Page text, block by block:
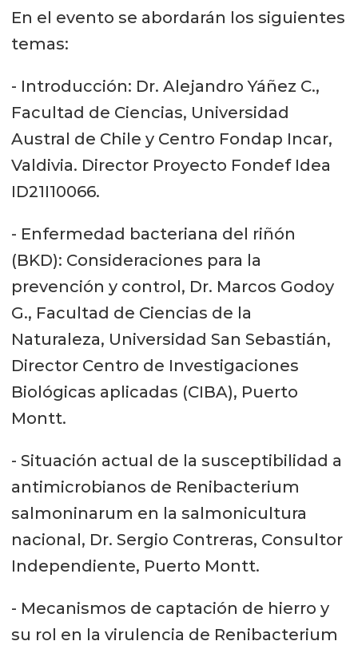
En el evento se abordarán los siguientes
temas:
- Introducción: Dr. Alejandro Yáñez C.,
Facultad de Ciencias, Universidad
Austral de Chile y Centro Fondap Incar,
Valdivia. Director Proyecto Fondef Idea
ID21I10066.
- Enfermedad bacteriana del riñón
(BKD): Consideraciones para la
prevención y control, Dr. Marcos Godoy
G., Facultad de Ciencias de la
Naturaleza, Universidad San Sebastián,
Director Centro de Investigaciones
Biológicas aplicadas (CIBA), Puerto
Montt.
- Situación actual de la susceptibilidad a
antimicrobianos de Renibacterium
salmoninarum en la salmonicultura
nacional, Dr. Sergio Contreras, Consultor
Independiente, Puerto Montt.
- Mecanismos de captación de hierro y
su rol en la virulencia de Renibacterium